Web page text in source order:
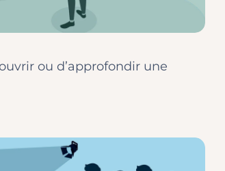
ou d’approfondir une